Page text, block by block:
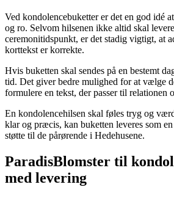
Ved kondolencebuketter er det en god idé
og ro. Selvom hilsenen ikke altid skal
ceremonitidspunkt, er det stadig vigtigt, at
korttekst er korrekte.
Hvis buketten skal sendes på en bestemt
tid. Det giver bedre mulighed for at vælge
formulere en tekst, der passer til relationen
En kondolencehilsen skal føles tryg og
klar og præcis, kan buketten leveres som
støtte til de pårørende i Hedehusene.
ParadisBlomster til
med levering